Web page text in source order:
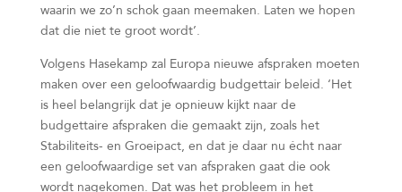
waarin we zo’n schok gaan meemaken. Laten we hopen
dat die niet te groot wordt’.
Volgens Hasekamp zal Europa nieuwe afspraken moeten
maken over een geloofwaardig budgettair beleid. ‘Het
is heel belangrijk dat je opnieuw kijkt naar de
budgettaire afspraken die gemaakt zijn, zoals het
Stabiliteits- en Groeipact, en dat je daar nu écht naar
een geloofwaardige set van afspraken gaat die ook
wordt nagekomen. Dat was het probleem in het